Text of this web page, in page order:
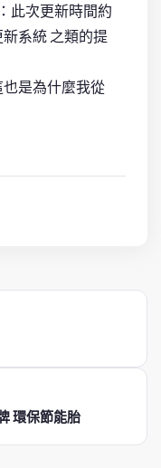
此次更新時間約
系統 之類的提
是為什麼我從
環保節能胎